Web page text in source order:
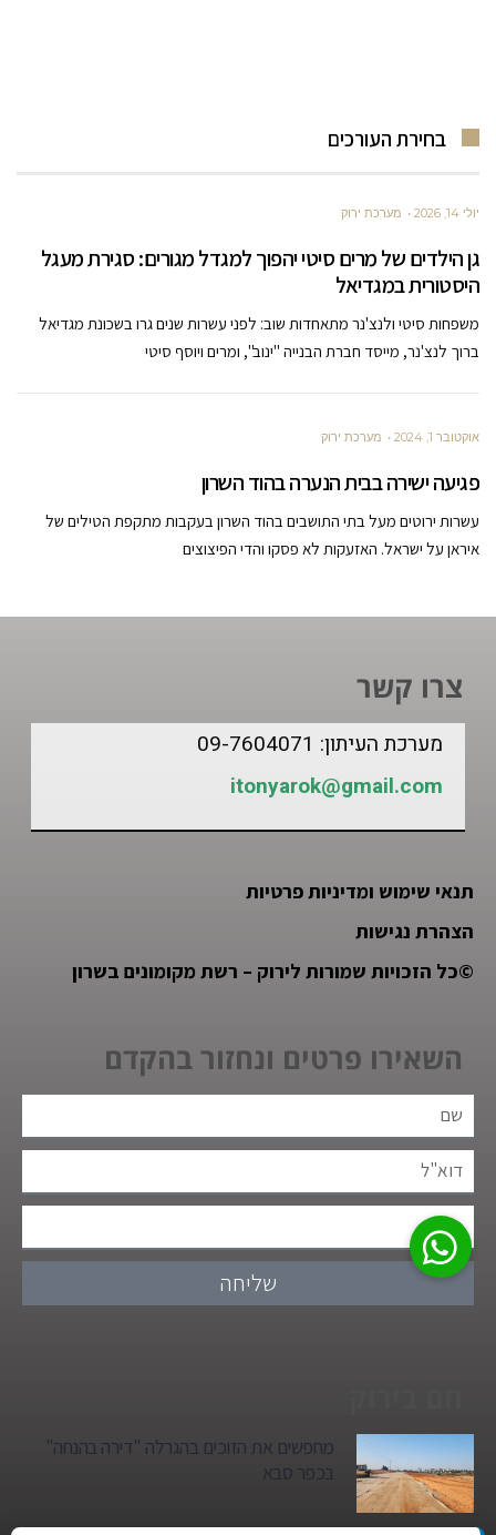
בחירת העורכים
יולי 14, 2026 מערכת ירוק
גן הילדים של מרים סיטי יהפוך למגדל מגורים: סגירת מעגל
היסטורית במגדיאל
משפחות סיטי ולנצ'נר מתאחדות שוב: לפני עשרות שנים גרו בשכונת מגדיאל
ברוך לנצ'נר, מייסד חברת הבנייה "ינוב", ומרים ויוסף סיטי
אוקטובר 1, 2024 מערכת ירוק
פגיעה ישירה בבית הנערה בהוד השרון
עשרות ירוטים מעל בתי התושבים בהוד השרון בעקבות מתקפת הטילים של
איראן על ישראל. האזעקות לא פסקו והדי הפיצוצים
צרו קשר
מערכת העיתון: 09-7604071
itonyarok@gmail.com
תנאי שימוש ומדיניות פרטיות
הצהרת נגישות
©כל הזכויות שמורות לירוק – רשת מקומונים בשרון
השאירו פרטים ונחזור בהקדם
שליחה
מחפשים את הזוכים בהגרלה "דירה בהנחה"
בכפר סבא